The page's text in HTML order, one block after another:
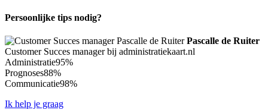
Persoonlijke tips nodig?
Pascalle de Ruiter
Customer Succes manager bij administratiekaart.nl
Administratie95%
Prognoses88%
Communicatie98%
Ik help je graag